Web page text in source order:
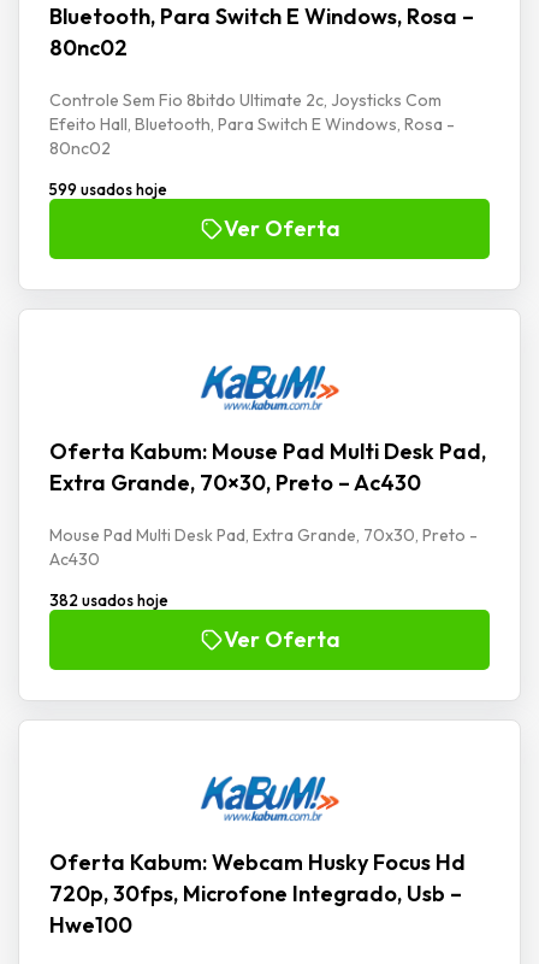
Bluetooth, Para Switch E Windows, Rosa –
80nc02
Controle Sem Fio 8bitdo Ultimate 2c, Joysticks Com
Efeito Hall, Bluetooth, Para Switch E Windows, Rosa -
80nc02
599 usados hoje
Ver Oferta
Oferta Kabum: Mouse Pad Multi Desk Pad,
Extra Grande, 70×30, Preto – Ac430
Mouse Pad Multi Desk Pad, Extra Grande, 70x30, Preto -
Ac430
382 usados hoje
Ver Oferta
Oferta Kabum: Webcam Husky Focus Hd
720p, 30fps, Microfone Integrado, Usb –
Hwe100